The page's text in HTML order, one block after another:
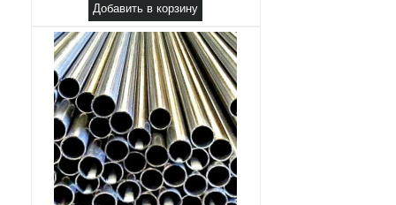
Добавить в корзину